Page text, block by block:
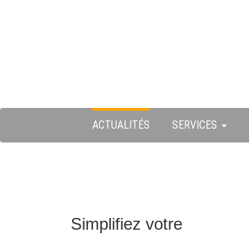
ACTUALITÉS SERVICES
Simplifiez votre